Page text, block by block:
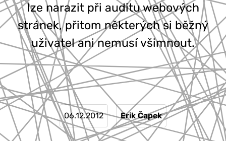
777 353 464
lze narazit při auditu webových
stránek, přitom některých si běžný
uživatel ani nemusí všimnout.
06.12.2012 Erik Čapek